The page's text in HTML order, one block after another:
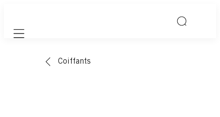
Mobile navigation
Coiffants